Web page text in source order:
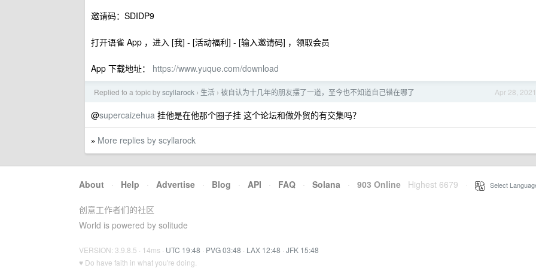
邀请码：SDIDP9
打开语雀 App ，进入 [我] - [活动福利] - [输入邀请码] ，领取会员
App 下载地址： https://www.yuque.com/download
Apr 28, 2021
Replied to a topic byscyllarock › 生活 › 被自认为十几年的朋友摆了一道，至今也不知道自己错在哪了
@supercaizehua 挂他是在他那个圈子挂 这个论坛和做外贸的有交集吗？
» More replies by scyllarock
About · Help · Advertise · Blog · API · FAQ · Solana · 903 Online Highest 6679 Select
创意工作者们的社区
World is powered by solitude
VERSION: 3.9.8.5 · 14ms · UTC 19:48 · PVG 03:48 · LAX 12:48 · JFK 15:48
♥ Do have faith in what you're doing.